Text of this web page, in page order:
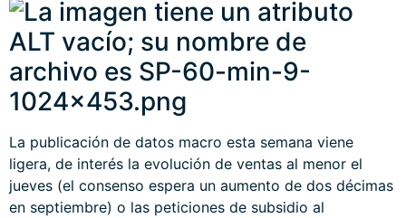
La publicación de datos macro esta semana viene
ligera, de interés la evolución de ventas al menor el
jueves (el consenso espera un aumento de dos décimas
en septiembre) o las peticiones de subsidio al